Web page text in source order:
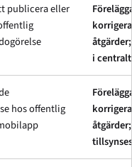
publicera eller
i
hos offentlig
åtgärder;